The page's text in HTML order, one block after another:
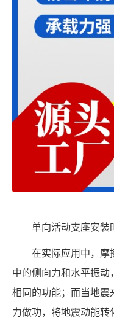
单向活动支座安装
在实际应用中，摩
中的侧向力和水平振
相同的功能；而当地震
力做功，将地震动能